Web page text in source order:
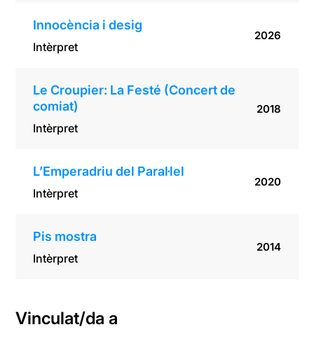
Innocència i desig
Intèrpret
2026
Le Croupier: La Festé (Concert de
comiat)
Intèrpret
2018
L’Emperadriu del Paral·lel
Intèrpret
2020
Pis mostra
Intèrpret
2014
Vinculat/da a